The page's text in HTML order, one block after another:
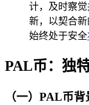
计，及时察
新，以契合
始终处于安全
PAL币：独
（一）PAL币背